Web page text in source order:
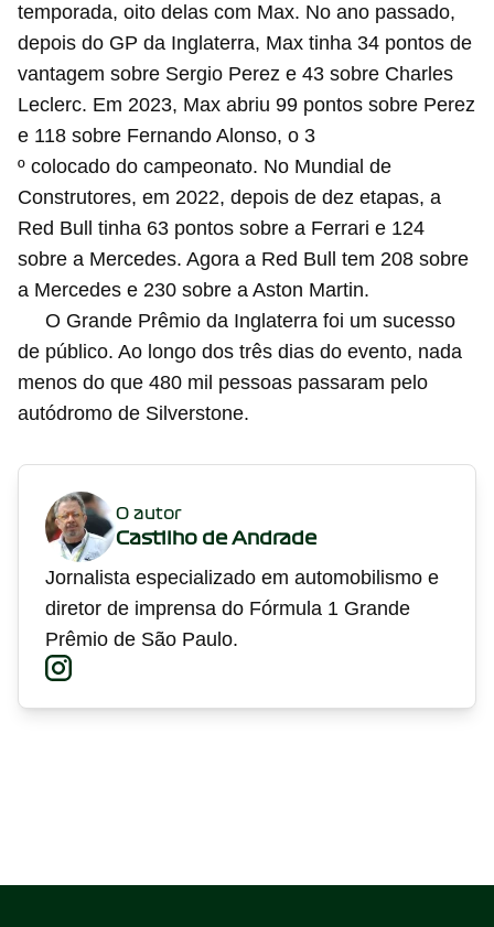
temporada, oito delas com Max. No ano passado,
depois do GP da Inglaterra, Max tinha 34 pontos de
vantagem sobre Sergio Perez e 43 sobre Charles
Leclerc. Em 2023, Max abriu 99 pontos sobre Perez
e 118 sobre Fernando Alonso, o 3
º colocado do campeonato. No Mundial de
Construtores, em 2022, depois de dez etapas, a
Red Bull tinha 63 pontos sobre a Ferrari e 124
sobre a Mercedes. Agora a Red Bull tem 208 sobre
a Mercedes e 230 sobre a Aston Martin.
O Grande Prêmio da Inglaterra foi um sucesso
de público. Ao longo dos três dias do evento, nada
menos do que 480 mil pessoas passaram pelo
autódromo de Silverstone.
O autor
Castilho de Andrade
Jornalista especializado em automobilismo e
diretor de imprensa do Fórmula 1 Grande
Prêmio de São Paulo.